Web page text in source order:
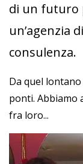
di un futuro
un’agenzia
consulenza.
Da quel
ponti. Abbiamo
fra loro...